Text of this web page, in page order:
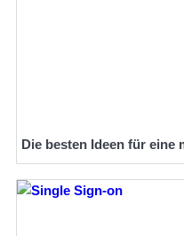
Die besten Ideen für eine